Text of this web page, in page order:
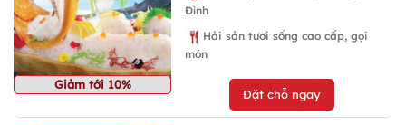
Giảm tới 10%
Đình
Hải sản tươi sống cao cấp, gọi
món
Đặt chỗ ngay